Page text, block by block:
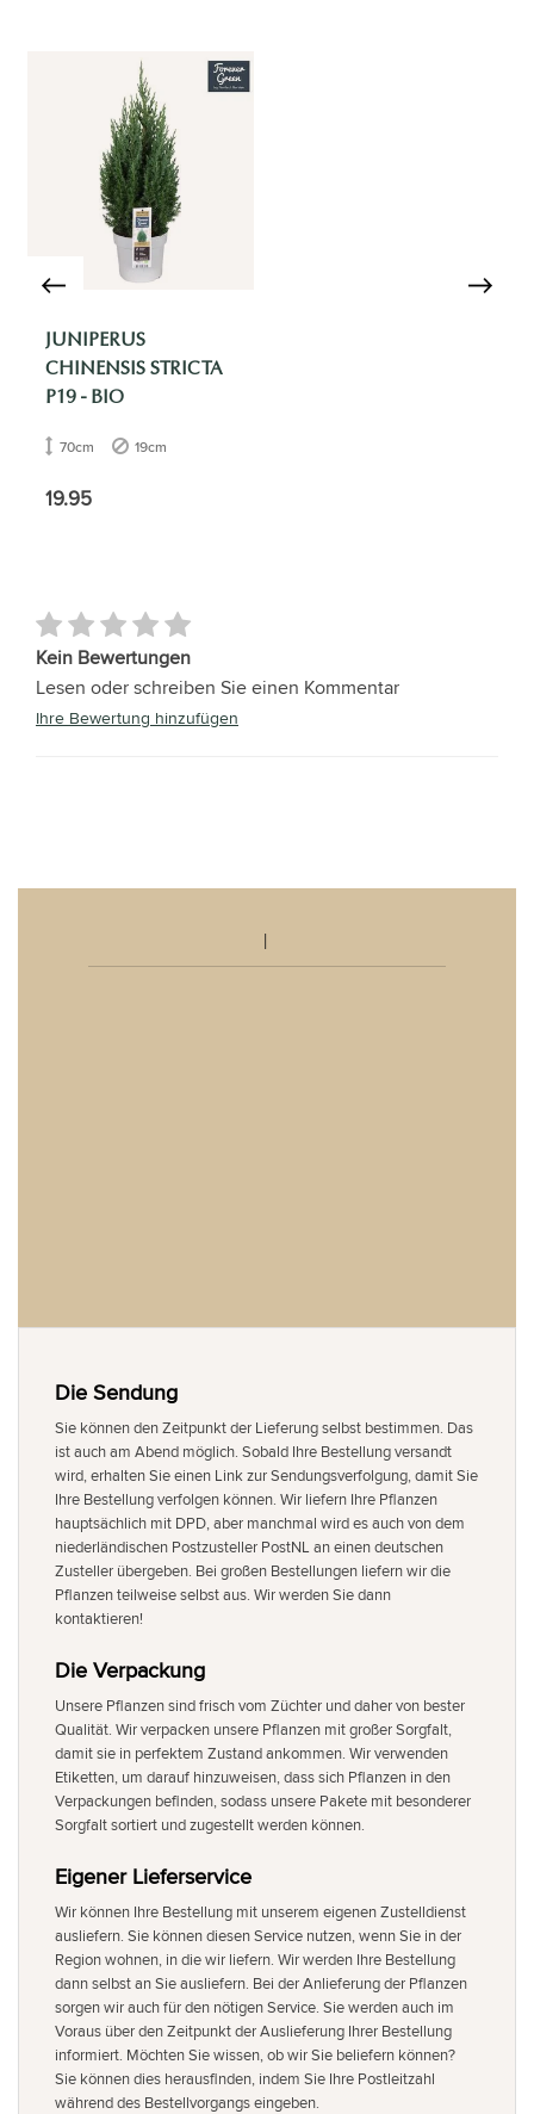
JUNIPERUS
CHINENSIS STRICTA
P19 - BIO
70cm 19cm
19.95
Kein Bewertungen
Lesen oder schreiben Sie einen Kommentar
Ihre Bewertung hinzufügen
Die Sendung
Sie können den Zeitpunkt der Lieferung selbst bestimmen. Das
ist auch am Abend möglich. Sobald Ihre Bestellung versandt
wird, erhalten Sie einen Link zur Sendungsverfolgung, damit Sie
Ihre Bestellung verfolgen können. Wir liefern Ihre Pflanzen
hauptsächlich mit DPD, aber manchmal wird es auch von dem
niederländischen Postzusteller PostNL an einen deutschen
Zusteller übergeben. Bei großen Bestellungen liefern wir die
Pflanzen teilweise selbst aus. Wir werden Sie dann
kontaktieren!
Die Verpackung
Unsere Pflanzen sind frisch vom Züchter und daher von bester
Qualität. Wir verpacken unsere Pflanzen mit großer Sorgfalt,
damit sie in perfektem Zustand ankommen. Wir verwenden
Etiketten, um darauf hinzuweisen, dass sich Pflanzen in den
Verpackungen befinden, sodass unsere Pakete mit besonderer
Sorgfalt sortiert und zugestellt werden können.
Eigener Lieferservice
Wir können Ihre Bestellung mit unserem eigenen Zustelldienst
ausliefern. Sie können diesen Service nutzen, wenn Sie in der
Region wohnen, in die wir liefern. Wir werden Ihre Bestellung
dann selbst an Sie ausliefern. Bei der Anlieferung der Pflanzen
sorgen wir auch für den nötigen Service. Sie werden auch im
Voraus über den Zeitpunkt der Auslieferung Ihrer Bestellung
informiert. Möchten Sie wissen, ob wir Sie beliefern können?
Sie können dies herausfinden, indem Sie Ihre Postleitzahl
während des Bestellvorgangs eingeben.